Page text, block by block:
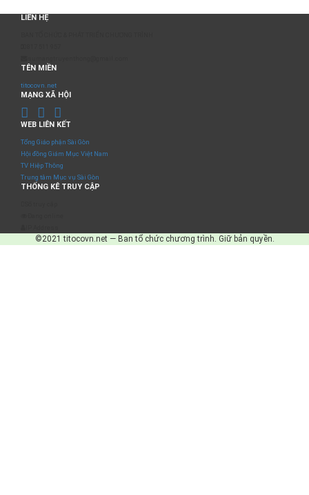
LIÊN HỆ
TÊN MIỀN
titocovn.net
MẠNG XÃ HỘI
WEB LIÊN KẾT
Tổng Giáo phận Sài Gòn
Hội đồng Giám Mục Việt Nam
TV Hiệp Thông
Trung tâm Mục vụ Sài Gòn
THỐNG KÊ TRUY CẬP
©2021 titocovn.net — Ban tổ chức chương trình. Giữ bản quyền.